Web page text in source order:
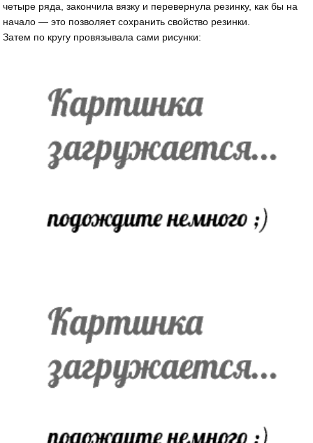
четыре ряда, закончила вязку и перевернула резинку, как бы на
начало — это позволяет сохранить свойство резинки.
Затем по кругу провязывала сами рисунки: